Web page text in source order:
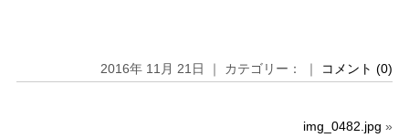
2016年 11月 21日 ｜ カテゴリー： ｜ コメント (0)
img_0482.jpg »